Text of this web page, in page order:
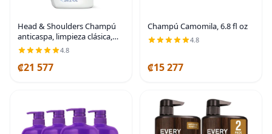
Head & Shoulders Champú
anticaspa, limpieza clásica,
tratamiento de uso diario
anticaspa, hidratante, control
de escamas, sin parabenos,
4.8
₡21 577
Champú Camomila, 6.8 fl oz
4.8
₡15 277